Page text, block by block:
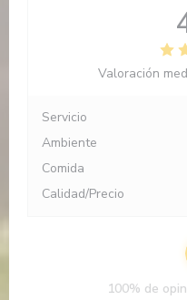
Valoración
Servicio
Ambiente
Comida
Calidad/Precio
100% de